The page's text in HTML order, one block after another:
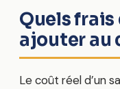
Quels
ajouter au
Le coût réel d’un